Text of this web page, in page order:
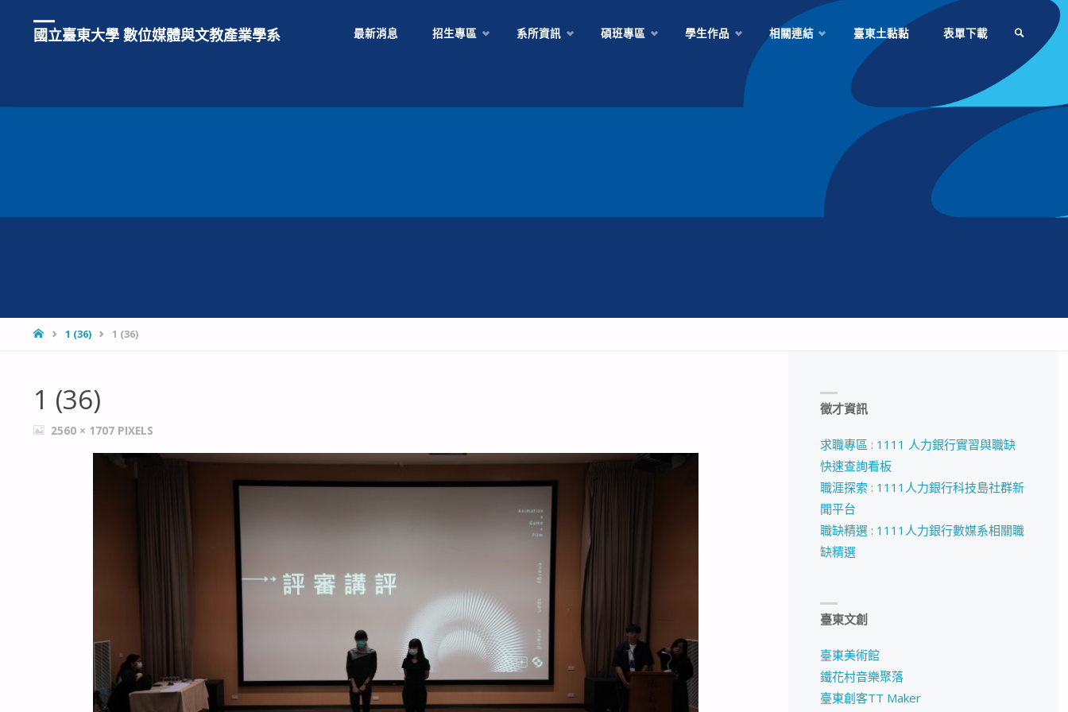
國立臺東大學 數位媒體與文教產業學系 最新消息 招生專區 系所資訊 碩班專區 學生作品 相關連結 臺東土黏黏 表單下載
HOME1 (36) 1 (36)
1 (36)
FULL2560 × 1707 PIXELS
徵才資訊
求職專區 : 1111 人力銀行實習與職缺
快速查詢看板
職涯探索 : 1111人力銀行科技島社群新
聞平台
職缺精選 : 1111人力銀行數媒系相關職
缺精選
臺東文創
臺東美術館
鐵花村音樂聚落
臺東創客TT Maker